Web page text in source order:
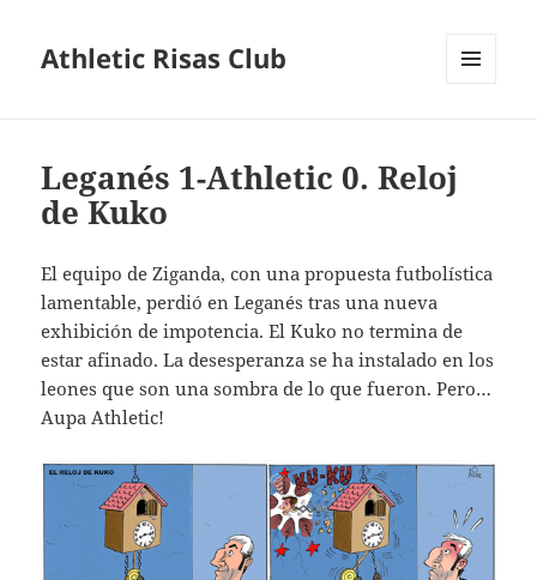
Athletic Risas Club
Leganés 1-Athletic 0. Reloj
de Kuko
El equipo de Ziganda, con una propuesta futbolística
lamentable, perdió en Leganés tras una nueva
exhibición de impotencia. El Kuko no termina de
estar afinado. La desesperanza se ha instalado en los
leones que son una sombra de lo que fueron. Pero…
Aupa Athletic!